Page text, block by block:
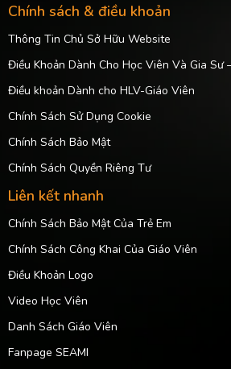
Chính sách & điều khoản
Thông Tin Chủ Sở Hữu Website
Điều Khoản Dành Cho Học Viên Và Gia Sư
Điều khoản Dành cho HLV-Giáo Viên
Chính Sách Sử Dụng Cookie
Chính Sách Bảo Mật
Chính Sách Quyền Riêng Tư
Liên kết nhanh
Chính Sách Bảo Mật Của Trẻ Em
Chính Sách Công Khai Của Giáo Viên
Điều Khoản Logo
Video Học Viên
Danh Sách Giáo Viên
Fanpage SEAMI